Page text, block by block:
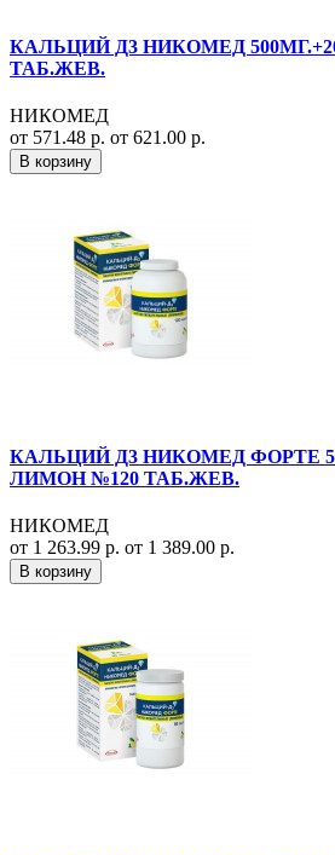
КАЛЬЦИЙ Д3 НИКОМЕД
ТАБ.ЖЕВ.
НИКОМЕД
от 571.48 р. от 621.00 р.
В корзину
КАЛЬЦИЙ Д3 НИКОМЕД ФОРТЕ
ЛИМОН №120 ТАБ.ЖЕВ.
НИКОМЕД
от 1 263.99 р. от 1 389.00 р.
В корзину